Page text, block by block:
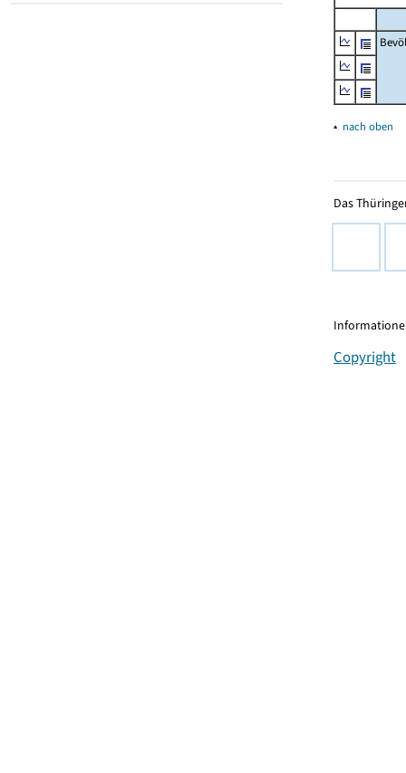
▴ nach oben
Das
Copyright